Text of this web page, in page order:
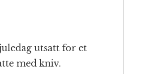
utsatt for et
med kniv.